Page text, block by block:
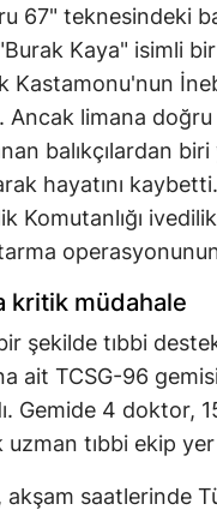
67" teknesindeki
Kaya" isimli
Kastamonu'nun
Ancak limana
balıkçılardan
hayatını kaybetti.
Komutanlığı
kritik müdahale
bir şekilde tıbbi
ait TCSG-96
Gemide 4 doktor,
tıbbi ekip yer
akşam saatlerinde